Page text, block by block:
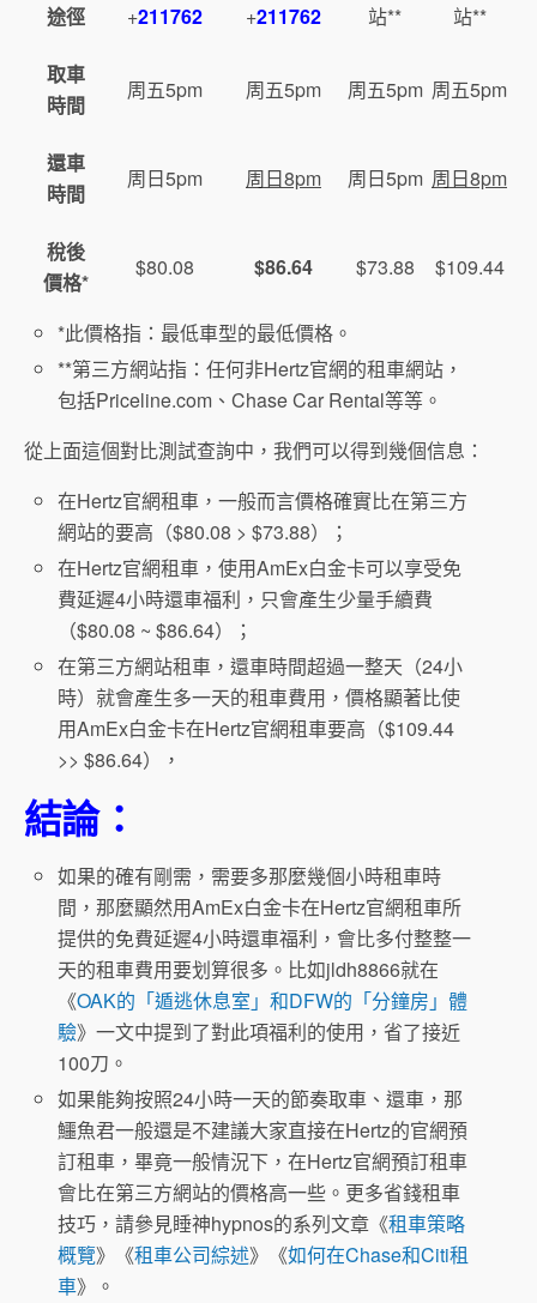
途徑 +211762 +211762 站** 站**
取車
時間
周五5pm 周五5pm 周五5pm 周五5pm
還車
時間
周日5pm 周日8pm 周日5pm 周日8pm
稅後
價格*
$80.08 $86.64 $73.88 $109.44
*此價格指：最低車型的最低價格。
**第三方網站指：任何非Hertz官網的租車網站，
包括Priceline.com、Chase Car Rental等等。
從上面這個對比測試查詢中，我們可以得到幾個信息：
在Hertz官網租車，一般而言價格確實比在第三方
網站的要高（$80.08 > $73.88）；
在Hertz官網租車，使用AmEx白金卡可以享受免
費延遲4小時還車福利，只會產生少量手續費
（$80.08 ~ $86.64）；
在第三方網站租車，還車時間超過一整天（24小
時）就會產生多一天的租車費用，價格顯著比使
用AmEx白金卡在Hertz官網租車要高（$109.44
>> $86.64），
結論：
如果的確有剛需，需要多那麼幾個小時租車時
間，那麼顯然用AmEx白金卡在Hertz官網租車所
提供的免費延遲4小時還車福利，會比多付整整一
天的租車費用要划算很多。比如jldh8866就在
《OAK的「遁逃休息室」和DFW的「分鐘房」體
驗》一文中提到了對此項福利的使用，省了接近
100刀。
如果能夠按照24小時一天的節奏取車、還車，那
鱷魚君一般還是不建議大家直接在Hertz的官網預
訂租車，畢竟一般情況下，在Hertz官網預訂租車
會比在第三方網站的價格高一些。更多省錢租車
技巧，請參見睡神hypnos的系列文章《租車策略
概覽》《租車公司綜述》《如何在Chase和Citi租
車》。